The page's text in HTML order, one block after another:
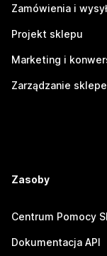
Zamówienia i
Projekt sklepu
Marketing i
Zarządzanie
Zasoby
Centrum Pomocy
Dokumentacja API